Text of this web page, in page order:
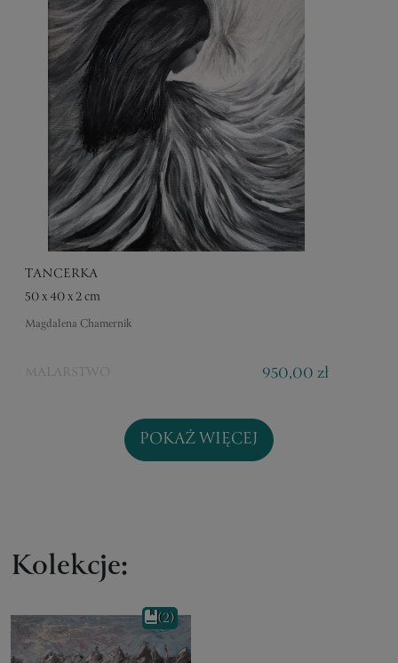
TANCERKA
50 x 40 x 2 cm
Magdalena Chamernik
MALARSTWO 950,00 zł
POKAŻ WIĘCEJ
Kolekcje:
(2)